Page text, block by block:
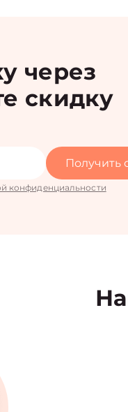
через
скидку
Получить
конфиденциальности